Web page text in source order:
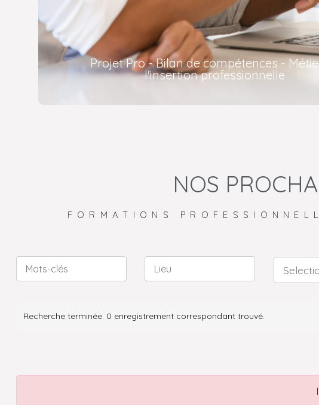
Projet Pro - Bilan de compétences -
l'insertion professionnelle
NOS
FORMATIONS
Recherche terminée. 0 enregistrement correspondant trouvé.